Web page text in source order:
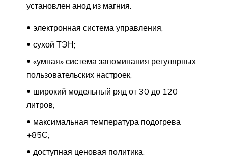
установлен анод из магния.
электронная система управления;
сухой ТЭН;
«умная» система запоминания регулярных
пользовательских настроек;
широкий модельный ряд от 30 до 120
литров;
максимальная температура подогрева
+85С;
доступная ценовая политика.